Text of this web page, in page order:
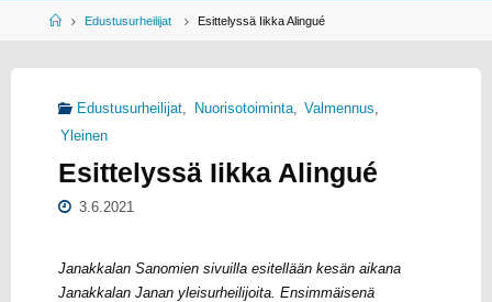
HomeEdustusurheilijat Esittelyssä Iikka Alingué
Edustusurheilijat, Nuorisotoiminta, Valmennus,
Yleinen
Esittelyssä Iikka Alingué
3.6.2021
Janakkalan Sanomien sivuilla esitellään kesän aikana
Janakkalan Janan yleisurheilijoita. Ensimmäisenä